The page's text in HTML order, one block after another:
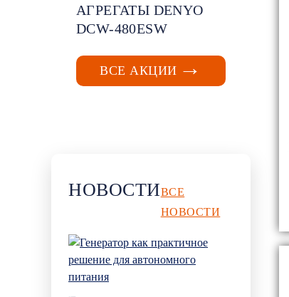
АГРЕГАТЫ DENYO
DCW-480ESW
ВСЕ АКЦИИ
НОВОСТИВСЕ
НОВОСТИ